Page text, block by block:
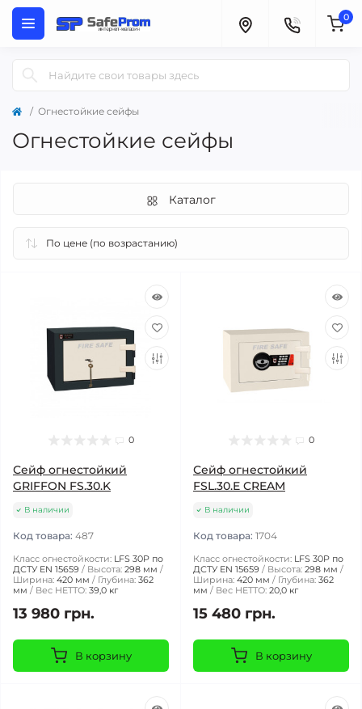
0
Огнестойкие сейфы
Огнестойкие сейфы
Каталог
0
Сейф огнестойкий
GRIFFON FS.30.K
В наличии
Код товара: 487
Класс огнестойкости: LFS 30P по
ДСТУ EN 15659
Высота: 298 мм
Ширина: 420 мм Глубина: 362
мм
Вес НЕТТО: 39,0 кг
13 980 грн.
В корзину
0
Сейф огнестойкий
FSL.30.E CREAM
В наличии
Код товара: 1704
Класс огнестойкости: LFS 30P по
ДСТУ EN 15659
Высота: 298 мм
Ширина: 420 мм Глубина: 362
мм
Вес НЕТТО: 20,0 кг
15 480 грн.
В корзину